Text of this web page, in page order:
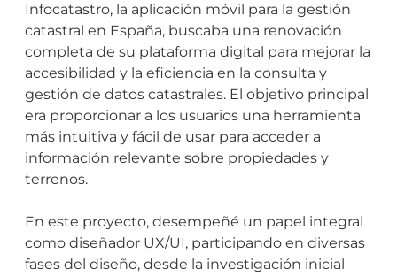
Infocatastro, la aplicación móvil para la gestión
catastral en España, buscaba una renovación
completa de su plataforma digital para mejorar la
accesibilidad y la eficiencia en la consulta y
gestión de datos catastrales. El objetivo principal
era proporcionar a los usuarios una herramienta
más intuitiva y fácil de usar para acceder a
información relevante sobre propiedades y
terrenos.
En este proyecto, desempeñé un papel integral
como diseñador UX/UI, participando en diversas
fases del diseño, desde la investigación inicial